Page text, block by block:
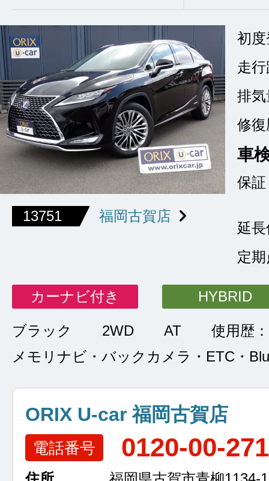
13751 福岡古賀店
初
走
排気
修復
車
保証
延
定
カーナビ付き HYBRID
ブラック 2WD AT
使用歴
メモリナビ・バックカメラ・ETC・
ORIX U-car 福岡古賀店
電話番号 0120-00-